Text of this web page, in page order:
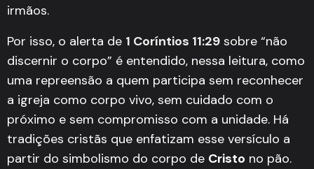
irmãos.
Por isso, o alerta de 1 Coríntios 11:29 sobre “não
discernir o corpo” é entendido, nessa leitura, como
uma repreensão a quem participa sem reconhecer
a igreja como corpo vivo, sem cuidado com o
próximo e sem compromisso com a unidade. Há
tradições cristãs que enfatizam esse versículo a
partir do simbolismo do corpo de Cristo no pão.